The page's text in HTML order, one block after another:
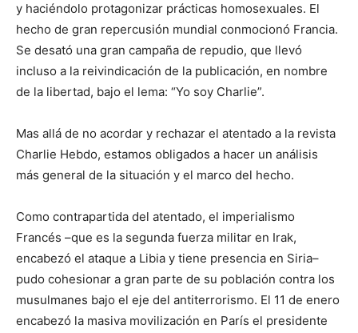
y haciéndolo protagonizar prácticas homosexuales. El
hecho de gran repercusión mundial conmocionó Francia.
Se desató una gran campaña de repudio, que llevó
incluso a la reivindicación de la publicación, en nombre
de la libertad, bajo el lema: “Yo soy Charlie”.
Mas allá de no acordar y rechazar el atentado a la revista
Charlie Hebdo, estamos obligados a hacer un análisis
más general de la situación y el marco del hecho.
Como contrapartida del atentado, el imperialismo
Francés –que es la segunda fuerza militar en Irak,
encabezó el ataque a Libia y tiene presencia en Siria–
pudo cohesionar a gran parte de su población contra los
musulmanes bajo el eje del antiterrorismo. El 11 de enero
encabezó la masiva movilización en París el presidente